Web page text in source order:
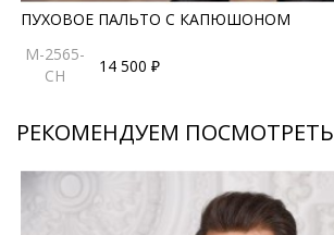
ПУХОВОЕ ПАЛЬТО С КАПЮШОНОМ
M-2565-
CH
14 500 ₽
РЕКОМЕНДУЕМ ПОСМОТРЕТЬ